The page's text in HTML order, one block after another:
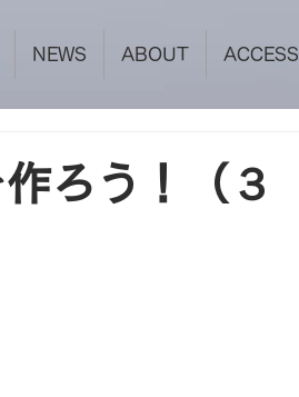
NEWS ABOUT ACCESS
ろう！（３